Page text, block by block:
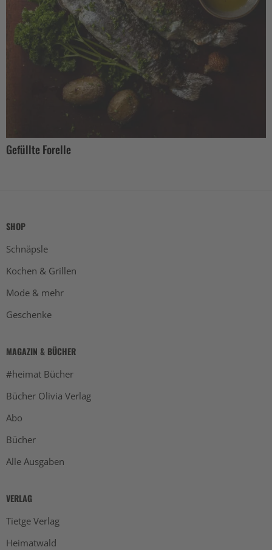
Gefüllte Forelle
SHOP
Schnäpsle
Kochen & Grillen
Mode & mehr
Geschenke
MAGAZIN & BÜCHER
#heimat Bücher
Bücher Olivia Verlag
Abo
Bücher
Alle Ausgaben
VERLAG
Tietge Verlag
Heimatwald